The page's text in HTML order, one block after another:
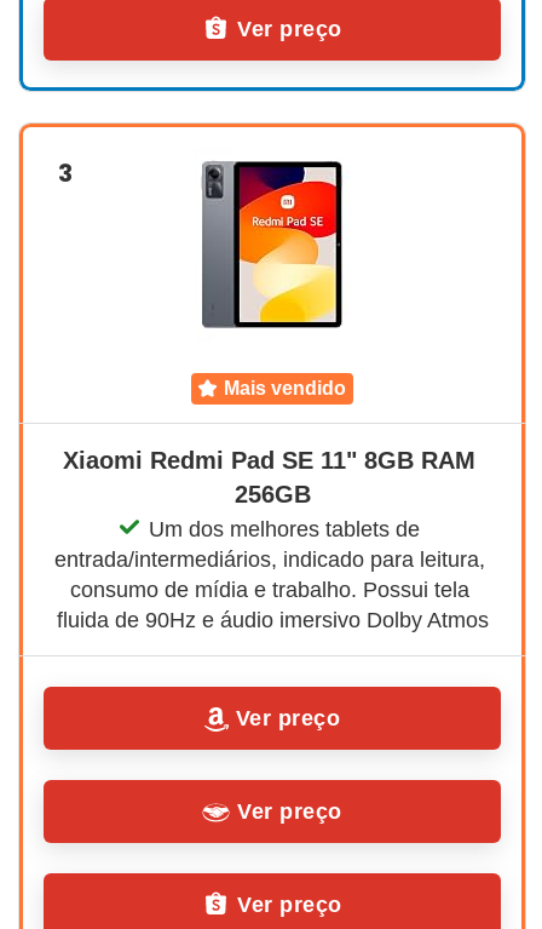
Ver preço
3
mais vendido
Xiaomi Redmi Pad SE 11" 8GB RAM
256GB
Um dos melhores tablets de
entrada/intermediários, indicado para leitura,
consumo de mídia e trabalho. Possui tela
fluida de 90Hz e áudio imersivo Dolby Atmos
Ver preço
Ver preço
Ver preço